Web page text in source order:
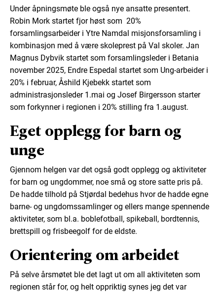
Under åpningsmøte ble også nye ansatte presentert.
Robin Mork startet fjor høst som 20%
forsamlingsarbeider i Ytre Namdal misjonsforsamling i
kombinasjon med å være skoleprest på Val skoler. Jan
Magnus Dybvik startet som forsamlingsleder i Betania
november 2025, Endre Espedal startet som Ung-arbeider i
20% i februar, Åshild Kjebekk startet som
administrasjonsleder 1.mai og Josef Birgersson starter
som forkynner i regionen i 20% stilling fra 1.august.
Eget opplegg for barn og
unge
Gjennom helgen var det også godt opplegg og aktiviteter
for barn og ungdommer, noe små og store satte pris på.
De hadde tilhold på Stjørdal bedehus hvor de hadde egne
barne- og ungdomssamlinger og ellers mange spennende
aktiviteter, som bl.a. boblefotball, spikeball, bordtennis,
brettspill og frisbeegolf for de eldste.
Orientering om arbeidet
På selve årsmøtet ble det lagt ut om all aktiviteten som
regionen står for, og helt oppriktig synes jeg det var